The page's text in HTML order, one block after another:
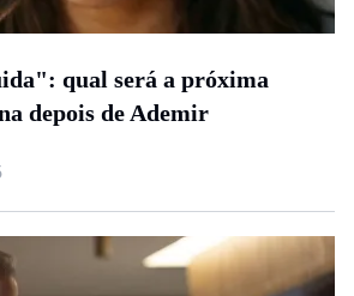
qual será a próxima
depois de Ademir